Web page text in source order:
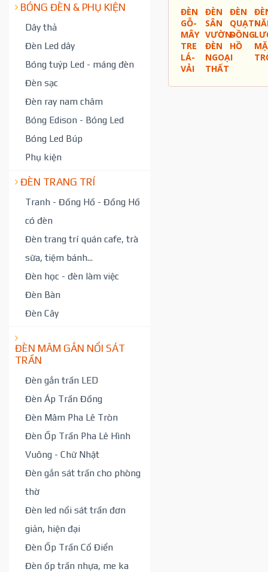
BÓNG ĐÈN & PHỤ KIỆN
Dây thả
Đèn Led dây
Bóng tuýp Led - máng đèn
Đèn sạc
Đèn ray nam châm
Bóng Edison - Bóng Led
Bóng Led Búp
Phụ kiện
ĐÈN TRANG TRÍ
Tranh - Đồng Hồ - Đồng Hồ
có đèn
Đèn trang trí quán cafe, trà
sữa, tiệm bánh...
Đèn học - đèn làm việc
Đèn Bàn
Đèn Cây
ĐÈN MÂM GẮN NỔI SÁT
TRẦN
Đèn gắn trần LED
Đèn Áp Trần Đồng
Đèn Mâm Pha Lê Tròn
Đèn Ốp Trần Pha Lê Hình
Vuông - Chữ Nhật
Đèn gắn sát trần cho phòng
thờ
Đèn led nổi sát trần đơn
giản, hiện đại
Đèn Ốp Trần Cổ Điển
Đèn ốp trần nhựa, me ka
ĐÈN
GỖ-
MÂY
TRE
LÁ-
VẢI
ĐÈN
SÂN
VƯỜN-
ĐÈN
NGOẠI
THẤT
ĐÈN
QUẠT-
ĐỒNG
HỒ